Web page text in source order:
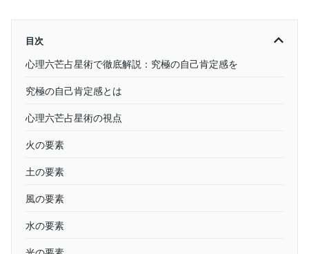
目次
心理六芒占星術で徹底解説：究極の自己肯定感を
究極の自己肯定感とは
心理六芒占星術の視点
火の要素
土の要素
風の要素
水の要素